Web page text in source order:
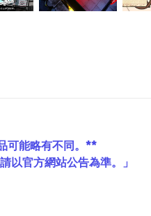
可能略有不同。**
以官方網站公告為準。」